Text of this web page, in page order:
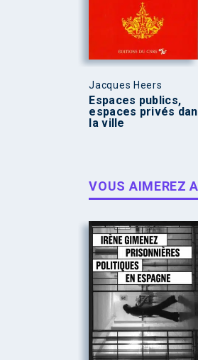
Jacques Heers
Espaces publics,
espaces privés
la ville
VOUS AIMEREZ